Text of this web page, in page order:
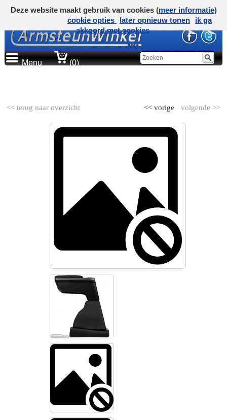
Menu (0)
<< terug naar overzicht volgende >>
<< vorige
Deze website maakt gebruik van cookies (meer informatie)
cookie opties
later opnieuw tonen
ik ga
akkoord met cookies